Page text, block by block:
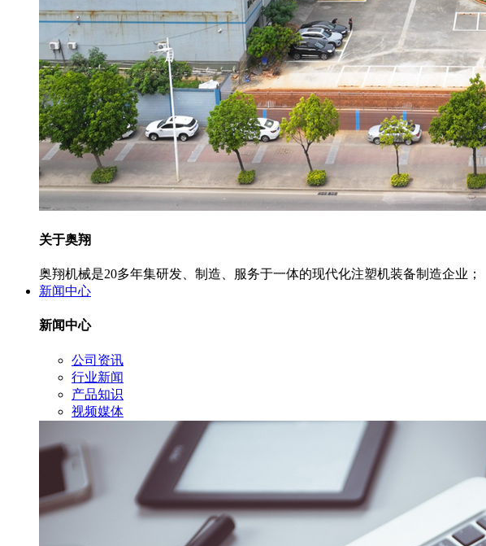
关于奥翔
奥翔机械是20多年集研发、制造、服务于一体的现代化注塑机装备制造企业；
新闻中心
新闻中心
公司资讯
行业新闻
产品知识
视频媒体